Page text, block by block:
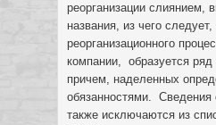
реорганизации слиянием,
названия, из чего
реорганизационного
компании, образуется
причем, наделенных
обязанностями. Сведения
также исключаются из